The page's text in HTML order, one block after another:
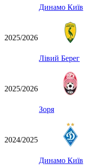
Динамо Київ
2025/2026
Лівий Берег
2025/2026
Зоря
2024/2025
Динамо Київ